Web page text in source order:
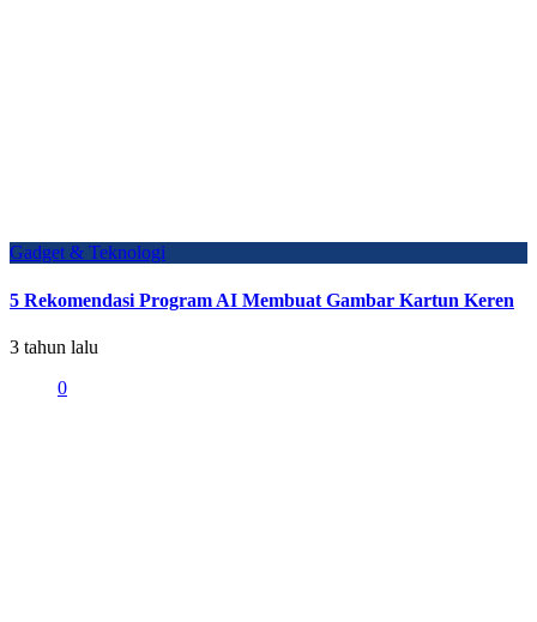
Gadget & Teknologi
5 Rekomendasi Program AI Membuat Gambar Kartun Keren
3 tahun lalu
0